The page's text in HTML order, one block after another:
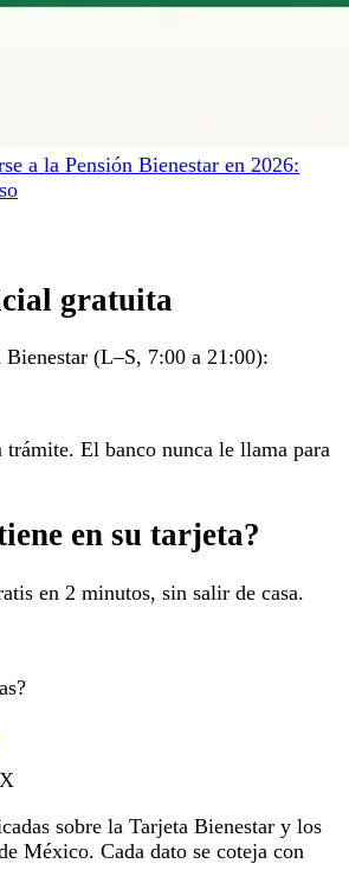
a la Pensión Bienestar en 2026:
gratuita
(L–S, 7:00 a 21:00):
trámite. El banco nunca le llama para
en su tarjeta?
en 2 minutos, sin salir de casa.
sobre la Tarjeta Bienestar y los
México. Cada dato se coteja con